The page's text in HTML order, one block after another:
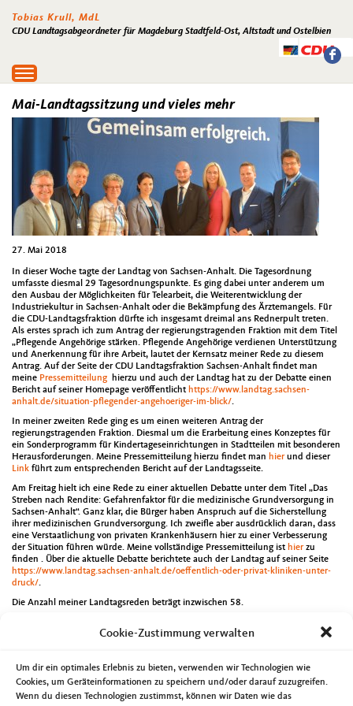
Cookie-Zustimmung verwalten
Um dir ein optimales Erlebnis zu bieten, verwenden wir Technologien wie
Cookies, um Geräteinformationen zu speichern und/oder darauf zuzugreifen.
Wenn du diesen Technologien zustimmst, können wir Daten wie das
Tobias Krull, MdL
CDU Landtagsabgeordneter für Magdeburg Stadtfeld-Ost, Altstadt und Ostelbien
Toggle
navigation
Mai-Landtagssitzung und vieles mehr
27. Mai 2018
In dieser Woche tagte der Landtag von Sachsen-Anhalt. Die Tagesordnung
umfasste diesmal 29 Tagesordnungspunkte. Es ging dabei unter anderem um
den Ausbau der Möglichkeiten für Telearbeit, die Weiterentwicklung der
Industriekultur in Sachsen-Anhalt oder die Bekämpfung des Ärztemangels. Für
die CDU-Landtagsfraktion dürfte ich insgesamt dreimal ans Rednerpult treten.
Als erstes sprach ich zum Antrag der regierungstragenden Fraktion mit dem Titel
„Pflegende Angehörige stärken. Pflegende Angehörige verdienen Unterstützung
und Anerkennung für ihre Arbeit, lautet der Kernsatz meiner Rede zu diesem
Antrag. Auf der Seite der CDU Landtagsfraktion Sachsen-Anhalt findet man
meine Pressemitteilung hierzu und auch der Landtag hat zu der Debatte einen
Bericht auf seiner Homepage veröffentlicht https://www.landtag.sachsen-
anhalt.de/situation-pflegender-angehoeriger-im-blick/.
In meiner zweiten Rede ging es um einen weiteren Antrag der
regierungstragenden Fraktion. Diesmal um die Erarbeitung eines Konzeptes für
ein Sonderprogramm für Kindertageseinrichtungen in Stadtteilen mit besonderen
Herausforderungen. Meine Pressemitteilung hierzu findet man hierund dieser
Link führt zum entsprechenden Bericht auf der Landtagsseite.
Am Freitag hielt ich eine Rede zu einer aktuellen Debatte unter dem Titel „Das
Streben nach Rendite: Gefahrenfaktor für die medizinische Grundversorgung in
Sachsen-Anhalt“. Ganz klar, die Bürger haben Anspruch auf die Sicherstellung
ihrer medizinischen Grundversorgung. Ich zweifle aber ausdrücklich daran, dass
eine Verstaatlichung von privaten Krankenhäusern hier zu einer Verbesserung
der Situation führen würde. Meine vollständige Pressemitteilung ist hierzu
finden . Über die aktuelle Debatte berichtete auch der Landtag auf seiner Seite
https://www.landtag.sachsen-anhalt.de/oeffentlich-oder-privat-kliniken-unter-
druck/.
Die Anzahl meiner Landtagsreden beträgt inzwischen 58.
die Jahrestagung des Netzwerkes für Demokratie und Toleranz am Mittwoch nach
https://www.landtag.sachsen-anhalt.de/wie-begegnen-wir-hass-und-verdruss/
Am Dienstag tagte nicht nur die CDU-Landtagsfraktion sondern auch der CDU-
Kreisvorstand. Auf der Tagesordnung stand auch die Vorbereitung der